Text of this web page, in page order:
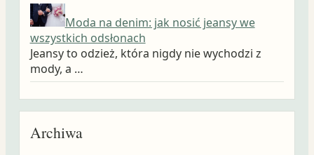
Moda na denim: jak nosić jeansy we
wszystkich odsłonach
Jeansy to odzież, która nigdy nie wychodzi z
mody, a …
Archiwa